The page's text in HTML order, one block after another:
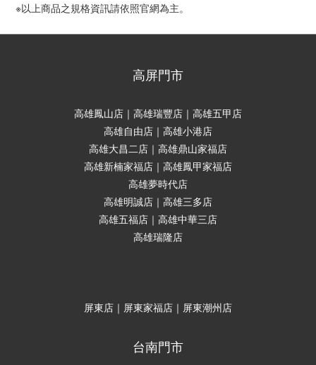
※以上商品之規格資訊請依照官網為主。
高屏門市
高雄鳳山店｜高雄瑞豐店｜高雄五甲店
高雄自由店｜高雄小港店
高雄大昌二店｜高雄鼎山家福店
高雄新楠家福店｜高雄鳳甲家福店
高雄夢時代店
高雄明誠店｜高雄三多店
高雄五福店｜高雄中華三店
高雄瑞隆店
屏東店｜屏東家福店｜屏東潮州店
台南門市